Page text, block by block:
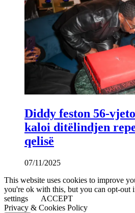
Diddy feston 56-
kaloi ditëlindjen
qelisë
07/11/2025
This website uses cookies to improve
you're ok with this, but you can opt-out
settings
ACCEPT
Privacy & Cookies Policy